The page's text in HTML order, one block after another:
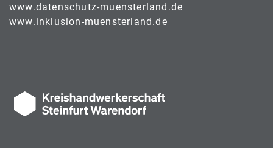
www.datenschutz-muensterland.de
www.inklusion-muensterland.de